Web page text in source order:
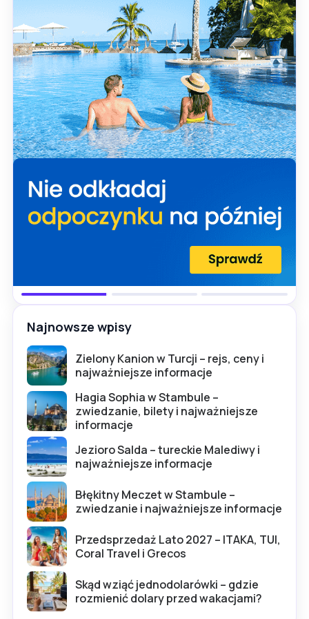
Najnowsze wpisy
Zielony Kanion w Turcji – rejs, ceny i
najważniejsze informacje
Hagia Sophia w Stambule –
zwiedzanie, bilety i najważniejsze
informacje
Jezioro Salda – tureckie Malediwy i
najważniejsze informacje
Błękitny Meczet w Stambule –
zwiedzanie i najważniejsze informacje
Przedsprzedaż Lato 2027 – ITAKA, TUI,
Coral Travel i Grecos
Skąd wziąć jednodolarówki – gdzie
rozmienić dolary przed wakacjami?